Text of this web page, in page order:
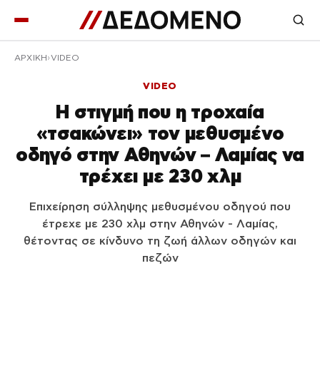
ΑΡΧΙΚΉ VIDEO
VIDEO
Η στιγμή που η τροχαία
«τσακώνει» τον μεθυσμένο
οδηγό στην Αθηνών – Λαμίας να
τρέχει με 230 χλμ
Επιχείρηση σύλληψης μεθυσμένου οδηγού που
έτρεχε με 230 χλμ στην Αθηνών - Λαμίας,
θέτοντας σε κίνδυνο τη ζωή άλλων οδηγών και
πεζών